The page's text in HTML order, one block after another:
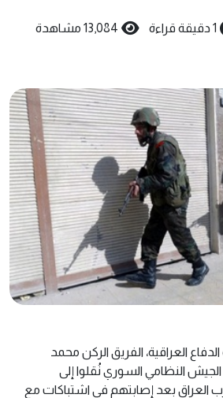
1 دقيقة قراءة 13,084 مشاهدة
العراقية، الفريق الركن محمد
جنود من الجيش النظامي السوري نُقلوا إلى
بعد إصابتهم في اشتباكات مع